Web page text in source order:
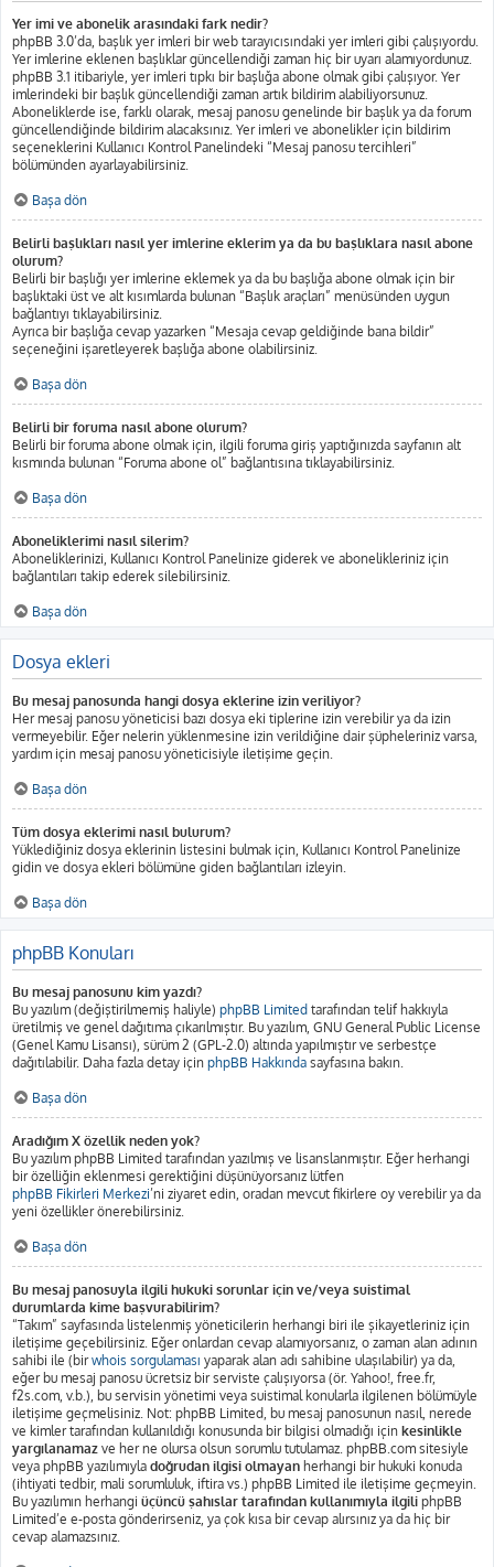
Yer imi ve abonelik arasındaki fark nedir?
phpBB 3.0’da, başlık yer imleri bir web tarayıcısındaki yer imleri gibi çalışıyordu.
Yer imlerine eklenen başlıklar güncellendiği zaman hiç bir uyarı alamıyordunuz.
phpBB 3.1 itibariyle, yer imleri tıpkı bir başlığa abone olmak gibi çalışıyor. Yer
imlerindeki bir başlık güncellendiği zaman artık bildirim alabiliyorsunuz.
Aboneliklerde ise, farklı olarak, mesaj panosu genelinde bir başlık ya da forum
güncellendiğinde bildirim alacaksınız. Yer imleri ve abonelikler için bildirim
seçeneklerini Kullanıcı Kontrol Panelindeki “Mesaj panosu tercihleri”
bölümünden ayarlayabilirsiniz.
Başa dön
Belirli başlıkları nasıl yer imlerine eklerim ya da bu başlıklara nasıl abone
olurum?
Belirli bir başlığı yer imlerine eklemek ya da bu başlığa abone olmak için bir
başlıktaki üst ve alt kısımlarda bulunan “Başlık araçları” menüsünden uygun
bağlantıyı tıklayabilirsiniz.
Ayrıca bir başlığa cevap yazarken “Mesaja cevap geldiğinde bana bildir”
seçeneğini işaretleyerek başlığa abone olabilirsiniz.
Başa dön
Belirli bir foruma nasıl abone olurum?
Belirli bir foruma abone olmak için, ilgili foruma giriş yaptığınızda sayfanın alt
kısmında bulunan “Foruma abone ol” bağlantısına tıklayabilirsiniz.
Başa dön
Aboneliklerimi nasıl silerim?
Aboneliklerinizi, Kullanıcı Kontrol Panelinize giderek ve abonelikleriniz için
bağlantıları takip ederek silebilirsiniz.
Başa dön
Dosya ekleri
Bu mesaj panosunda hangi dosya eklerine izin veriliyor?
Her mesaj panosu yöneticisi bazı dosya eki tiplerine izin verebilir ya da izin
vermeyebilir. Eğer nelerin yüklenmesine izin verildiğine dair şüpheleriniz varsa,
yardım için mesaj panosu yöneticisiyle iletişime geçin.
Başa dön
Tüm dosya eklerimi nasıl bulurum?
Yüklediğiniz dosya eklerinin listesini bulmak için, Kullanıcı Kontrol Panelinize
gidin ve dosya ekleri bölümüne giden bağlantıları izleyin.
Başa dön
phpBB Konuları
Bu mesaj panosunu kim yazdı?
Bu yazılım (değiştirilmemiş haliyle) phpBB Limited tarafından telif hakkıyla
üretilmiş ve genel dağıtıma çıkarılmıştır. Bu yazılım, GNU General Public License
(Genel Kamu Lisansı), sürüm 2 (GPL-2.0) altında yapılmıştır ve serbestçe
dağıtılabilir. Daha fazla detay için phpBB Hakkında sayfasına bakın.
Başa dön
Aradığım X özellik neden yok?
Bu yazılım phpBB Limited tarafından yazılmış ve lisanslanmıştır. Eğer herhangi
bir özelliğin eklenmesi gerektiğini düşünüyorsanız lütfen
phpBB Fikirleri Merkezi’ni ziyaret edin, oradan mevcut fikirlere oy verebilir ya da
yeni özellikler önerebilirsiniz.
Başa dön
Bu mesaj panosuyla ilgili hukuki sorunlar için ve/veya suistimal
durumlarda kime başvurabilirim?
“Takım” sayfasında listelenmiş yöneticilerin herhangi biri ile şikayetleriniz için
iletişime geçebilirsiniz. Eğer onlardan cevap alamıyorsanız, o zaman alan adının
sahibi ile (birwhois sorgulaması yaparak alan adı sahibine ulaşılabilir) ya da,
eğer bu mesaj panosu ücretsiz bir serviste çalışıyorsa (ör. Yahoo!, free.fr,
f2s.com, v.b.), bu servisin yönetimi veya suistimal konularla ilgilenen bölümüyle
iletişime geçmelisiniz. Not: phpBB Limited, bu mesaj panosunun nasıl, nerede
ve kimler tarafından kullanıldığı konusunda bir bilgisi olmadığı için kesinlikle
yargılanamaz ve her ne olursa olsun sorumlu tutulamaz. phpBB.com sitesiyle
veya phpBB yazılımıyla doğrudan ilgisi olmayan herhangi bir hukuki konuda
(ihtiyati tedbir, mali sorumluluk, iftira vs.) phpBB Limited ile iletişime geçmeyin.
Bu yazılımın herhangi üçüncü şahıslar tarafından kullanımıyla ilgili phpBB
Limited’e e-posta gönderirseniz, ya çok kısa bir cevap alırsınız ya da hiç bir
cevap alamazsınız.